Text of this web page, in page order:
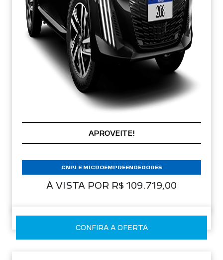
PREÇOS REDUZIDOS
À VISTA POR R$ 109.719,00
CNPJ E MICROEMPREENDEDORES
CONFIRA A OFERTA